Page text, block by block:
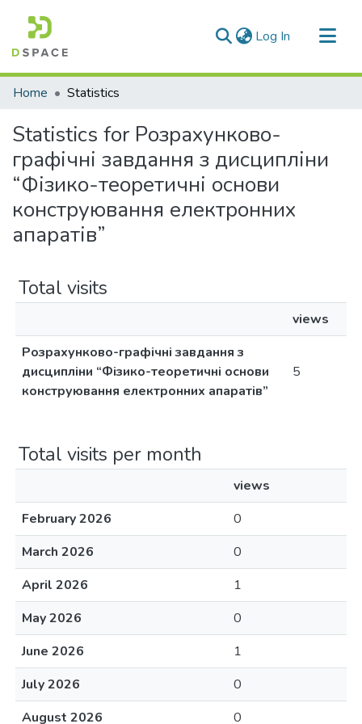
Log In (current)
Communities & Collections
Home Statistics
Statistics for Розрахунково-
графічні завдання з дисципліни
“Фізико-теоретичні основи
конструювання електронних
апаратів”
Total visits
views
Розрахунково-графічні завдання з
дисципліни “Фізико-теоретичні основи
конструювання електронних апаратів”
5
Total visits per month
views
February 2026
0
March 2026
0
April 2026
1
May 2026
0
June 2026
1
July 2026
0
August 2026
0